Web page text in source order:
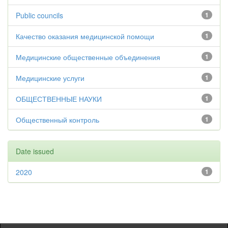
1
Public councils
1
Качество оказания медицинской помощи
1
Медицинские общественные объединения
1
Медицинские услуги
1
ОБЩЕСТВЕННЫЕ НАУКИ
1
Общественный контроль
Date issued
1
2020